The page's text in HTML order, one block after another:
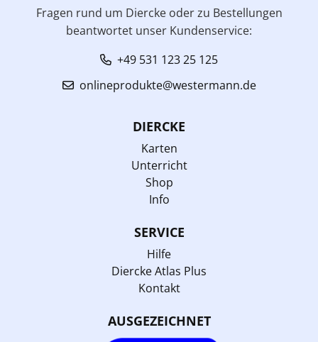
Fragen rund um Diercke oder zu Bestellungen
beantwortet unser Kundenservice:
+49 531 123 25 125
onlineprodukte@westermann.de
DIERCKE
Karten
Unterricht
Shop
Info
SERVICE
Hilfe
Diercke Atlas Plus
Kontakt
AUSGEZEICHNET